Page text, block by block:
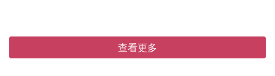
查看更多